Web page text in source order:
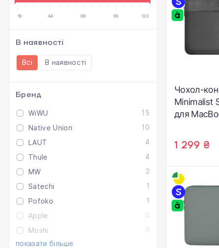
18 44 69 95 120
В наявності
Всі В наявності
Бренд
WiWU
15
Native Union
10
LAUT
4
Thule
4
MW
2
Satechi
1
Pofoko
1
Apple
0
Moshi
0
показати більше
Чохол-
Minimalist
для
1 299 ₴